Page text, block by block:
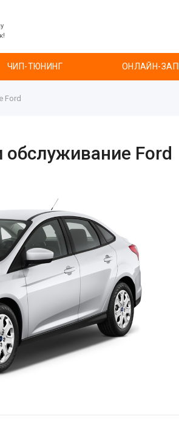
ЧИП-ТЮНИНГ ОНЛАЙН-
Ford
Ford